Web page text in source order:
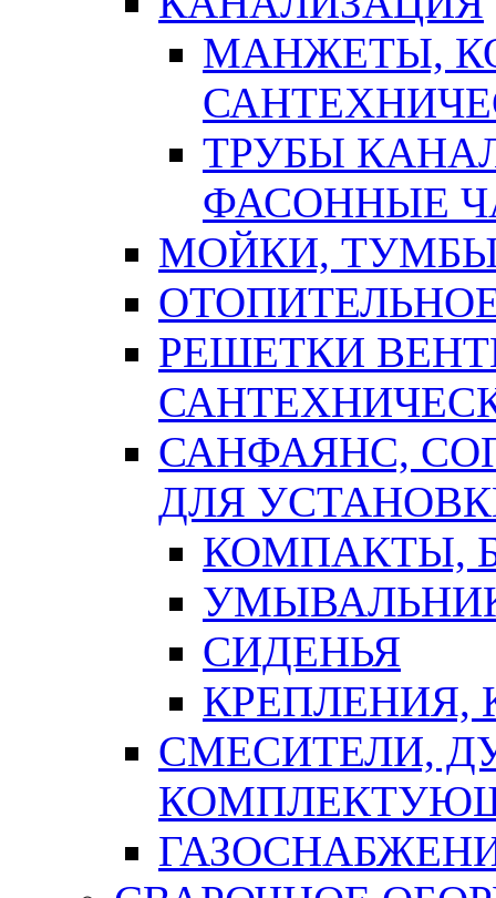
МАНЖЕТЫ,
ТРУБЫ
ФАСОННЫЕ
МОЙКИ,
РЕШЕТКИ
САНФАЯНС,
ДЛЯ
КОМПАКТЫ,
СИДЕНЬЯ
СМЕСИТЕЛИ,